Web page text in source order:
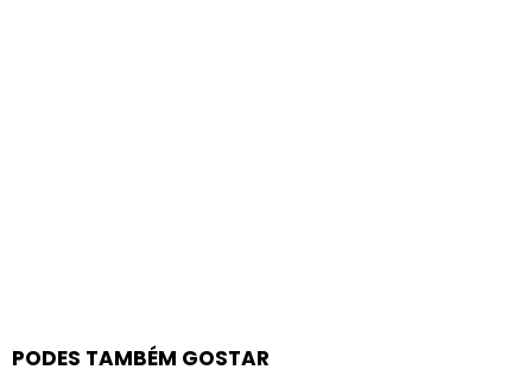
PODES TAMBÉM GOSTAR